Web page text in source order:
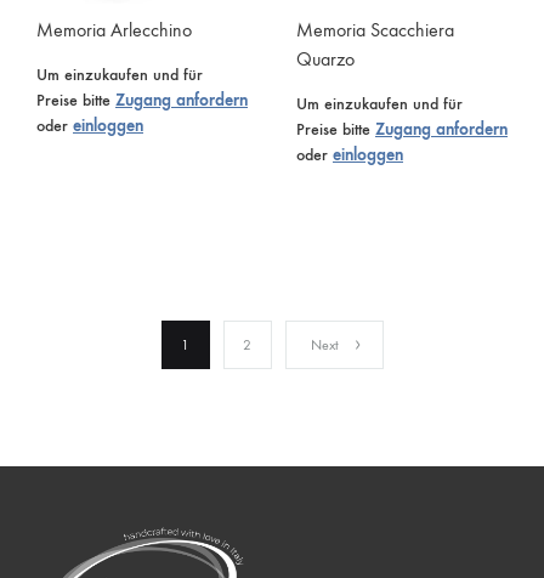
Memoria Arlecchino
Um einzukaufen und für
Preise bitte Zugang anfordern
oder einloggen
Memoria Scacchiera
Quarzo
Um einzukaufen und für
Preise bitte Zugang anfordern
oder einloggen
1 2 Next